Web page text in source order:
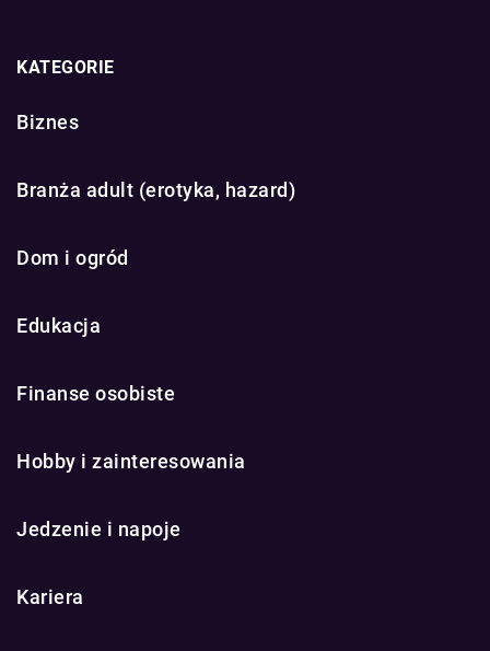
KATEGORIE
Biznes
Branża adult (erotyka, hazard)
Dom i ogród
Edukacja
Finanse osobiste
Hobby i zainteresowania
Jedzenie i napoje
Kariera